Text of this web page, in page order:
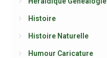
Histoire
Histoire Naturelle
Humour Caricature